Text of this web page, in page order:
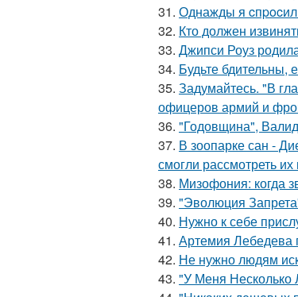
31. Однажды я cпpocил
32. Кто должен
33. Джипси Роуз
34. Будьте бдительны,
35. Задумайтесь. "В
офицеров армий и
36. "Годовщина",
37. В зоопарке сан -
смогли рассмотреть
38. Мизофония: когда
39. "Эволюция
40. Нужно к себе
41. Артемия Лебедева
42. Не нужно людям
43. "У Меня